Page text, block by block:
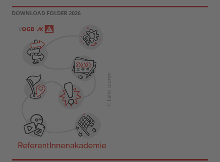
DOWNLOAD FOLDER 2026